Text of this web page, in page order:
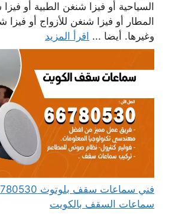
السياحية أو فيزا شنغن الطبية أو
المطار أو فيزا شنغن للأزواج أو فيزا
وغيرها. أيضا ... اقرأ المزيد
سماعات السقف بالكويت